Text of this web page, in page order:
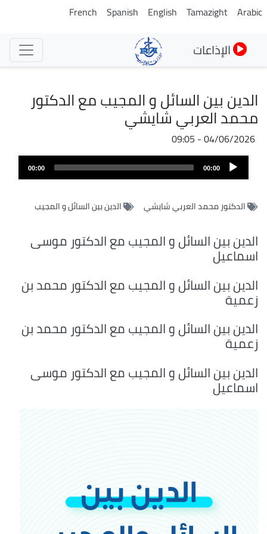
تجاوز
Arabic
Tamazight
English
Spanish
French
الإذاعات
الدين بين السائل و المجيب مع الدكتور
محمد العربي شايشي
04/06/2026 - 09:05
Audio
Player
00:00
00:00
الدكتور محمد العربي شايشي الدين بين السائل و المجيب
الدين بين السائل و المجيب مع الدكتور موسى
اسماعيل
الدين بين السائل و المجيب مع الدكتور محمد بن
زعمية
الدين بين السائل و المجيب مع الدكتور محمد بن
زعمية
الدين بين السائل و المجيب مع الدكتور موسى
اسماعيل